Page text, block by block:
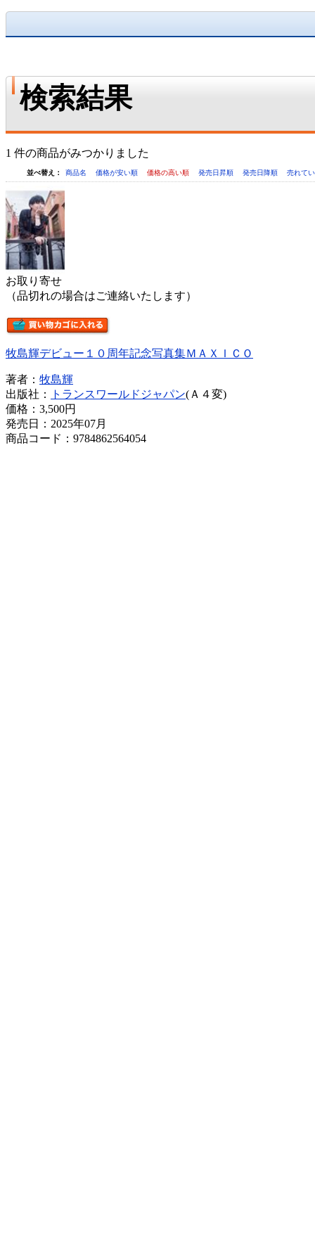
検索結果
1 件の商品がみつかりました
並べ替え： 商品名 価格が安い順 価格の高い順 発売日昇順 発売日降順 売れて
お取り寄せ
（品切れの場合はご連絡いたします）
牧島輝デビュー１０周年記念写真集ＭＡＸＩＣＯ
著者： 牧島輝
出版社：
トランスワールドジャパン(Ａ４変)
価格： 3,500円
発売日：2025年07月
商品コード：9784862564054